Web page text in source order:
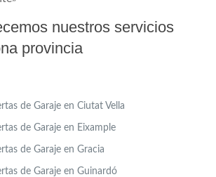
nuestros servicios
provincia
de Garaje en Ciutat Vella
de Garaje en Eixample
de Garaje enGracia
de Garaje en Guinardó